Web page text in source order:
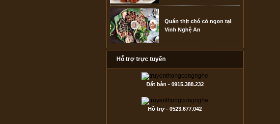
Quán thịt chó cỏ ngon tại
Vinh Nghệ An
Hỗ trợ trực tuyến
Đặt bàn - 0915.388.232
Hỗ trợ - 0523.677.042